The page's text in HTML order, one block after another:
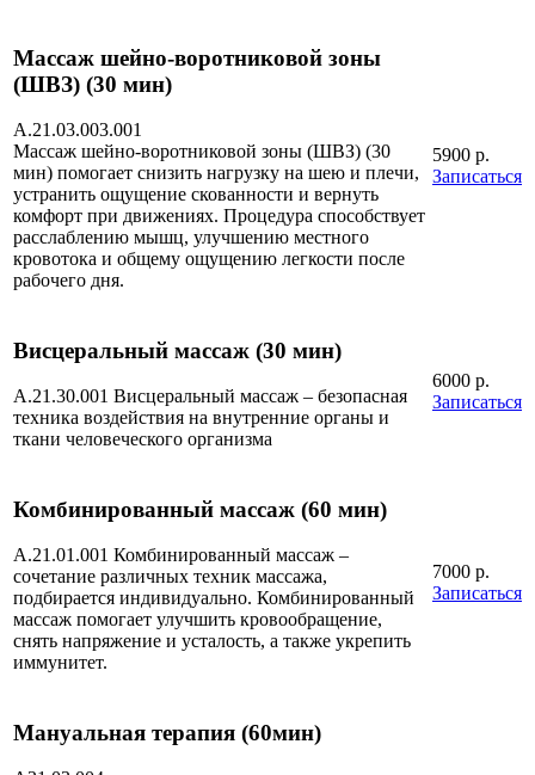
Массаж шейно-воротниковой зоны
(ШВЗ) (30 мин)
А.21.03.003.001
Массаж шейно-воротниковой зоны (ШВЗ) (30
мин) помогает снизить нагрузку на шею и плечи,
устранить ощущение скованности и вернуть
комфорт при движениях. Процедура способствует
расслаблению мышц, улучшению местного
кровотока и общему ощущению легкости после
рабочего дня.
5900 р.
Записаться
Висцеральный массаж (30 мин)
А.21.30.001 Висцеральный массаж – безопасная
техника воздействия на внутренние органы и
ткани человеческого организма
6000 р.
Записаться
Комбинированный массаж (60 мин)
А.21.01.001 Комбинированный массаж –
сочетание различных техник массажа,
подбирается индивидуально. Комбинированный
массаж помогает улучшить кровообращение,
снять напряжение и усталость, а также укрепить
иммунитет.
7000 р.
Записаться
Мануальная терапия (60мин)